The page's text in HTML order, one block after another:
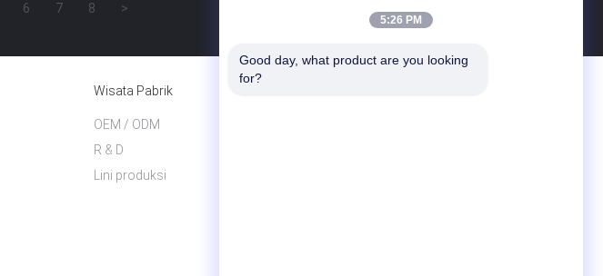
6 7 8 >
Wisata Pabrik
Lini produksi
OEM / ODM
R & D
5:26 PM
Good day, what product are you looking
for?